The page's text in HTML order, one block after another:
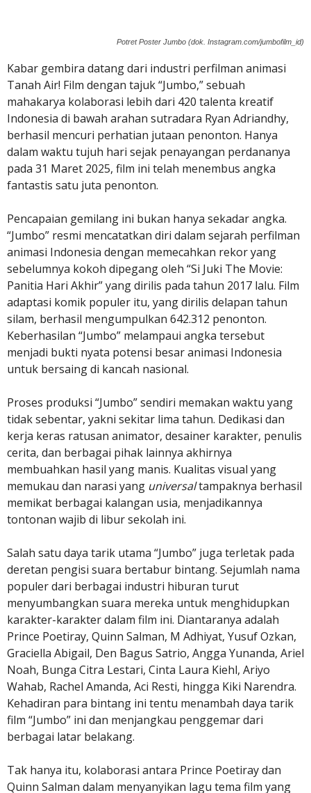
Potret Poster Jumbo (dok. Instagram.com/jumbofilm_id)
Kabar gembira datang dari industri perfilman animasi
Tanah Air! Film dengan tajuk “Jumbo,” sebuah
mahakarya kolaborasi lebih dari 420 talenta kreatif
Indonesia di bawah arahan sutradara Ryan Adriandhy,
berhasil mencuri perhatian jutaan penonton. Hanya
dalam waktu tujuh hari sejak penayangan perdananya
pada 31 Maret 2025, film ini telah menembus angka
fantastis satu juta penonton.
Pencapaian gemilang ini bukan hanya sekadar angka.
“Jumbo” resmi mencatatkan diri dalam sejarah perfilman
animasi Indonesia dengan memecahkan rekor yang
sebelumnya kokoh dipegang oleh “Si Juki The Movie:
Panitia Hari Akhir” yang dirilis pada tahun 2017 lalu. Film
adaptasi komik populer itu, yang dirilis delapan tahun
silam, berhasil mengumpulkan 642.312 penonton.
Keberhasilan “Jumbo” melampaui angka tersebut
menjadi bukti nyata potensi besar animasi Indonesia
untuk bersaing di kancah nasional.
Proses produksi “Jumbo” sendiri memakan waktu yang
tidak sebentar, yakni sekitar lima tahun. Dedikasi dan
kerja keras ratusan animator, desainer karakter, penulis
cerita, dan berbagai pihak lainnya akhirnya
membuahkan hasil yang manis. Kualitas visual yang
memukau dan narasi yang universaltampaknya berhasil
memikat berbagai kalangan usia, menjadikannya
tontonan wajib di libur sekolah ini.
Salah satu daya tarik utama “Jumbo” juga terletak pada
deretan pengisi suara bertabur bintang. Sejumlah nama
populer dari berbagai industri hiburan turut
menyumbangkan suara mereka untuk menghidupkan
karakter-karakter dalam film ini. Diantaranya adalah
Prince Poetiray, Quinn Salman, M Adhiyat, Yusuf Ozkan,
Graciella Abigail, Den Bagus Satrio, Angga Yunanda, Ariel
Noah, Bunga Citra Lestari, Cinta Laura Kiehl, Ariyo
Wahab, Rachel Amanda, Aci Resti, hingga Kiki Narendra.
Kehadiran para bintang ini tentu menambah daya tarik
film “Jumbo” ini dan menjangkau penggemar dari
berbagai latar belakang.
Tak hanya itu, kolaborasi antara Prince Poetiray dan
Quinn Salman dalam menyanyikan lagu tema film yang